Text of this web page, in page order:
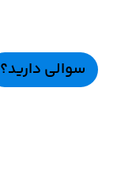
سوالی دارید؟